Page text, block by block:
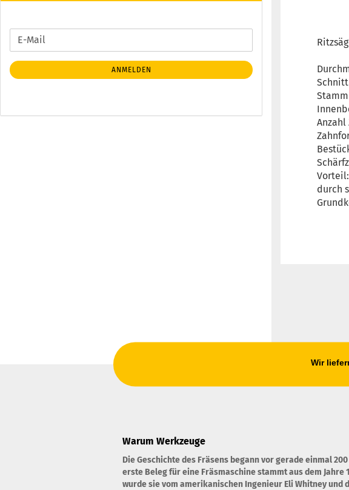
Anzahl
Vorteil:
durch
WEITER
NEWSLETTER-
ANMELDUNG
E-
Mail
ANMELDEN
Wir
Warum Werkzeuge
Die Geschichte des Fräsens begann vor gerade einmal 200
erste Beleg für eine Fräsmaschine stammt aus dem Jahre
wurde sie vom amerikanischen Ingenieur Eli Whitney und